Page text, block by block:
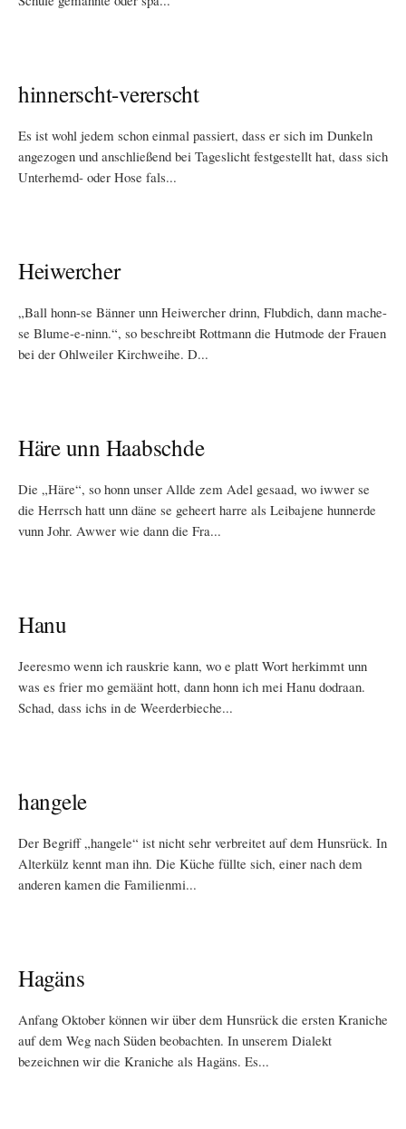
hinnerscht-vererscht
Es ist wohl jedem schon einmal passiert, dass er sich im Dunkeln
angezogen und anschließend bei Tageslicht festgestellt hat, dass sich
Unterhemd- oder Hose fals...
Heiwercher
„Ball honn-se Bänner unn Heiwercher drinn, Flubdich, dann mache-
se Blume-e-ninn.“, so beschreibt Rottmann die Hutmode der Frauen
bei der Ohlweiler Kirchweihe. D...
Häre unn Haabschde
Die „Häre“, so honn unser Allde zem Adel gesaad, wo iwwer se
die Herrsch hatt unn däne se geheert harre als Leibajene hunnerde
vunn Johr. Awwer wie dann die Fra...
Hanu
Jeeresmo wenn ich rauskrie kann, wo e platt Wort herkimmt unn
was es frier mo gemäänt hott, dann honn ich mei Hanu dodraan.
Schad, dass ichs in de Weerderbieche...
hangele
Der Begriff „hangele“ ist nicht sehr verbreitet auf dem Hunsrück. In
Alterkülz kennt man ihn. Die Küche füllte sich, einer nach dem
anderen kamen die Familienmi...
Hagäns
Anfang Oktober können wir über dem Hunsrück die ersten Kraniche
auf dem Weg nach Süden beobachten. In unserem Dialekt
bezeichnen wir die Kraniche als Hagäns. Es...